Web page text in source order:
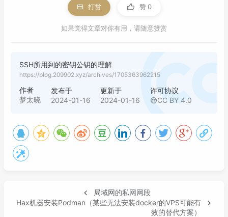
打赏 赞 0
如果觉得文章对你有用，请随意赞赏
SSH所用到的密钥公钥的理解
https://blog.209902.xyz/archives/1705363962215
作者
梦太晓
发布于
2024-01-16
更新于
2024-01-16
许可协议
CC BY 4.0
局域网的私网网段
Hax机器安装Podman（某些无法安装docker的VPS可能有
效的替代方案）